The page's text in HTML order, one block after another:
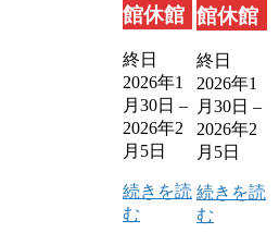
館休館
終日
2026年1
月30日 –
2026年2
月5日
続きを読
む
館休館
終日
2026年1
月30日 –
2026年2
月5日
続きを読
む